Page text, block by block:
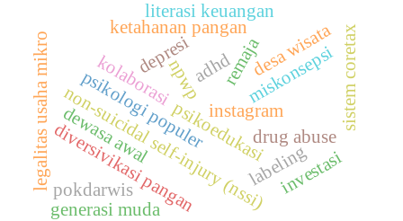
depresi remaja
instagram
psikoedukasi
psikologi populer
non-suicidal self-injury (nssi)
dewasa awal
adhd
labeling
miskonsepsi
drug abuse
kolaborasi
diversivikasi pangan
ketahanan pangan
literasi keuangan
generasi muda
investasi
npwp sistem coretax
legalitas usaha mikro pokdarwis
desa wisata